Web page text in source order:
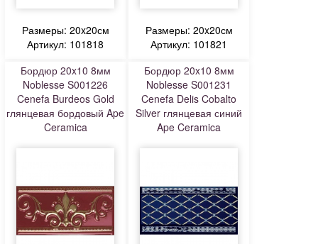
Размеры: 20x20см
Артикул: 101818
Размеры: 20x20см
Артикул: 101821
Бордюр 20x10 8мм
Noblesse S001226
Cenefa Burdeos Gold
глянцевая бордовый Ape
Ceramica
Бордюр 20x10 8мм
Noblesse S001231
Cenefa Delis Cobalto
Silver глянцевая синий
Ape Ceramica